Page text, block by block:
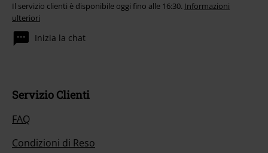
Il servizio clienti è disponibile oggi fino alle 16:30. Informazioni
ulteriori
Inizia la chat
Servizio Clienti
FAQ
Condizioni di Reso